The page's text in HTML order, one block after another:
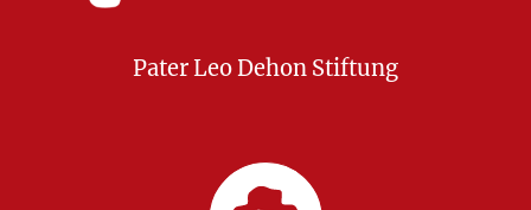
Pater Leo Dehon Stiftung